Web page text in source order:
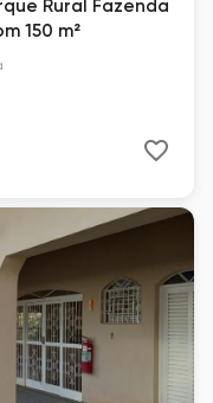
Rural Fazenda
150 m²